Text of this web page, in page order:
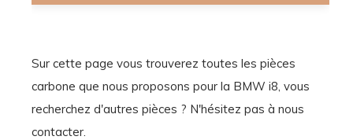
Sur cette page vous trouverez toutes les pièces
carbone que nous proposons pour la BMW i8, vous
recherchez d'autres pièces ? N'hésitez pas à nous
contacter.